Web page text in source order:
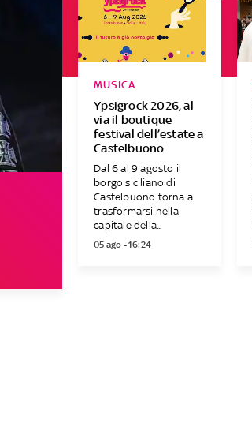
Ypsigrock 2026, al
via il boutique
festival dell’estate a
Castelbuono
MUSICA
Dal 6 al 9 agosto il
borgo siciliano di
Castelbuono torna a
trasformarsi nella
capitale della...
05 ago - 16:24